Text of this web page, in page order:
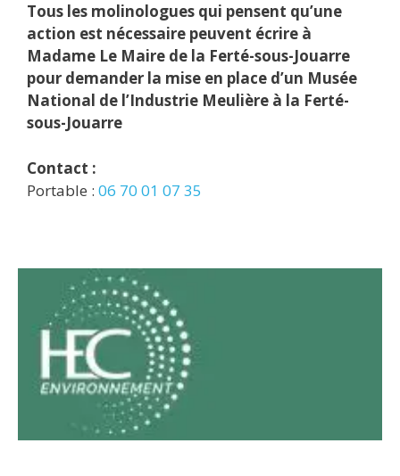
Tous les molinologues qui pensent qu’une
action est nécessaire peuvent écrire à
Madame Le Maire de la Ferté-sous-Jouarre
pour demander la mise en place d’un Musée
National de l’Industrie Meulière à la Ferté-
sous-Jouarre
Contact :
Portable : 06 70 01 07 35